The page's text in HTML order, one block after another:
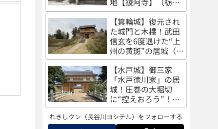
県足利市）
【箕輪城】復元され
た城門と木橋！武田
信玄を6度退けた“上
州の黄斑”の居城（群
馬県高崎市）
【水戸城】御三家
「水戸徳川家」の居
城！圧巻の大堀切
に“控えおろう”！
（茨城県水戸市）
れきしクン（長谷川ヨシテル）をフォローする